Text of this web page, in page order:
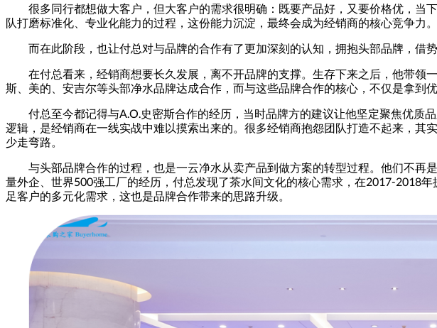
很多同行都想做大客户，但大客户的需求很明确：既要产品好，又要价格优，
队打磨标准化、专业化能力的过程，这份能力沉淀，最终会成为经销商的核心竞争力。
而在此阶段，也让付总对与品牌的合作有了更加深刻的认知，拥抱头部品牌，借势
在付总看来，经销商想要长久发展，离不开品牌的支撑。生存下来之后，他带
斯、美的、安吉尔等头部净水品牌达成合作，而与这些品牌合作的核心，不仅是拿到
付总至今都记得与A.O.史密斯合作的经历，当时品牌方的建议让他坚定聚焦优
逻辑，是经销商在一线实战中难以摸索出来的。很多经销商抱怨团队打造不起来，
少走弯路。
与头部品牌合作的过程，也是一云净水从卖产品到做方案的转型过程。他们不
量外企、世界500强工厂的经历，付总发现了茶水间文化的核心需求，在2017-2018
足客户的多元化需求，这也是品牌合作带来的思路升级。